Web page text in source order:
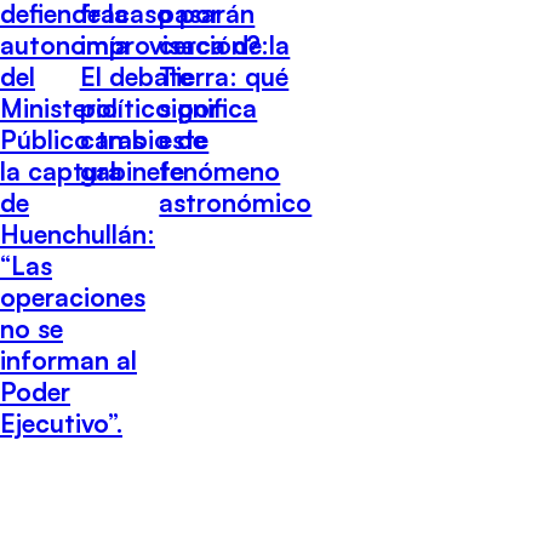
defiende la
autonomía
del
Ministerio
Público tras
la captura
de
Huenchullán:
“Las
operaciones
no se
informan al
Poder
Ejecutivo”.
fracaso por
improvisación?:
El debate
político por
cambio de
gabinete
pasarán
cerca de la
Tierra: qué
significa
este
fenómeno
astronómico